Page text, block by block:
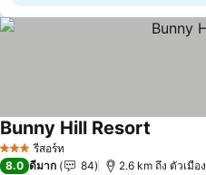
3 ดาว รีสอร์ท
Bunny Hill Resort
8.0 ดีมาก 84 2.6 km ถึง ตัวเมือง